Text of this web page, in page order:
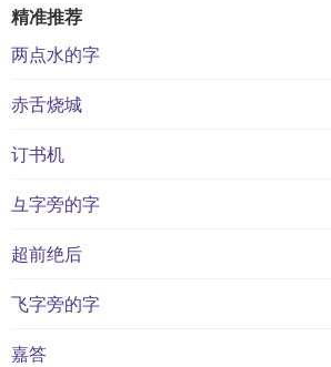
精准推荐
两点水的字
赤舌烧城
订书机
彑字旁的字
超前绝后
飞字旁的字
嘉答